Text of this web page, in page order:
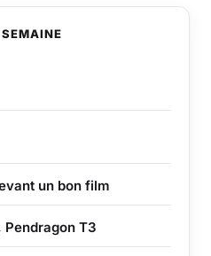
un bon film
Pendragon T3